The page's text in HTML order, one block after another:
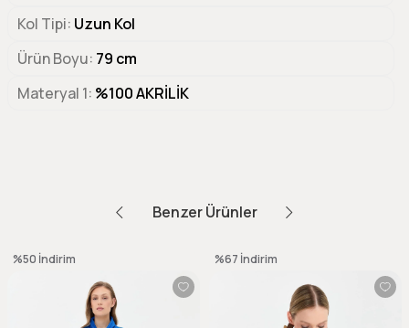
Kol Tipi Uzun Kol
Ürün Boyu 79 cm
Materyal 1 %100 AKRİLİK
Benzer Ürünler
%50 İndirim %67 İndirim